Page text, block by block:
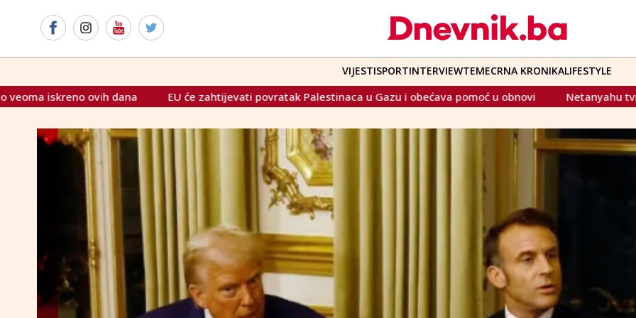
VIJESTISPORTINTERVIEWTEMECRNA KRONIKALIFESTYLE
EU će zahtijevati povratak Palestinaca u Gazu i obećava pomoć u obnovi Netanyahu tvrdi da je 'predan'